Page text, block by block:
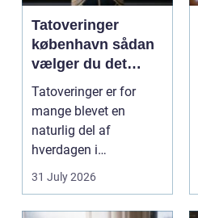
Tatoveringer
københavn sådan
vælger du det
rigtige studie
Tatoveringer er for
mange blevet en
naturlig del af
hverdagen i
København. Byen er
fyldt med dygtige...
31 July 2026